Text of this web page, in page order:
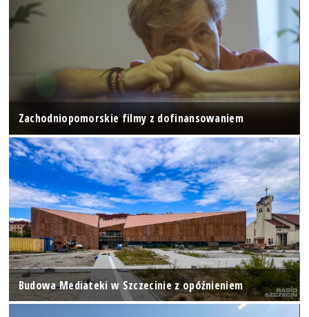
Zachodniopomorskie filmy z dofinansowaniem
Budowa Mediateki w Szczecinie z opóźnieniem